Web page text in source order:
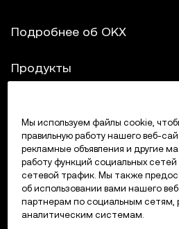
Подробнее об OKX
Продукты
Поддержка
Купить крипто
Крипто-калькулятор
Мы используем файлы cookie,
правильную работу нашего веб-
рекламные объявления и другие
работу функций социальных сетей
сетевой трафик. Мы также
об использовании вами нашего
партнерам по социальным сетям,
аналитическим системам.